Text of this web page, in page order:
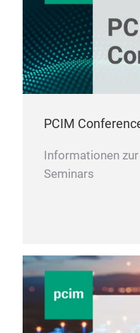
PCIM
Informationen
Seminars